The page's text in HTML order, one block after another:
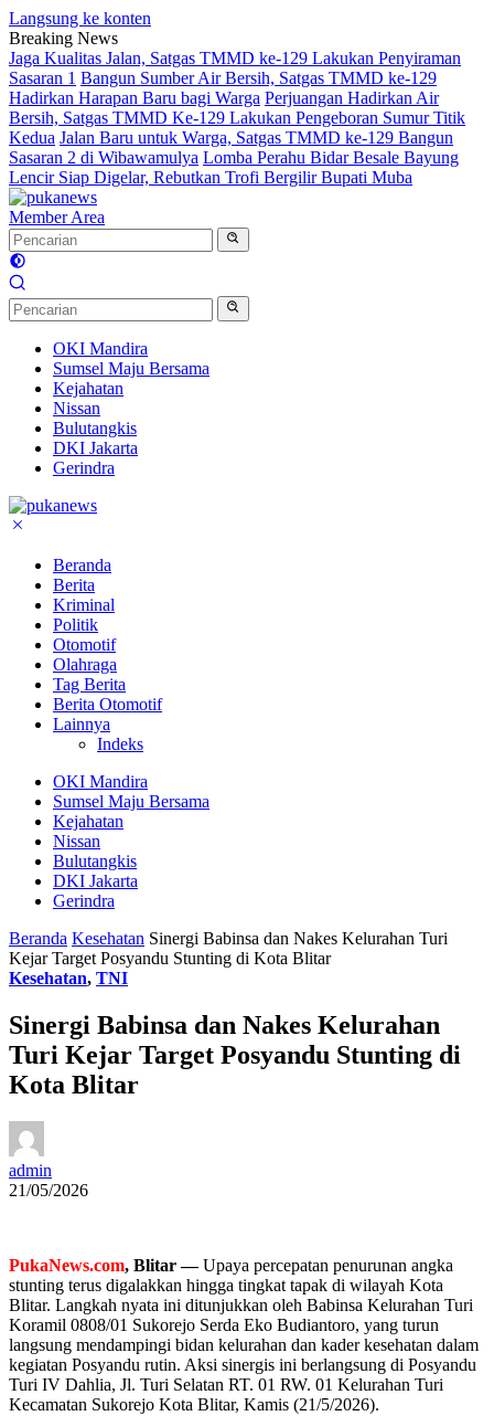
Langsung ke konten
Breaking News
Jaga Kualitas Jalan, Satgas TMMD ke-129 Lakukan Penyiraman
Sasaran 1 Bangun Sumber Air Bersih, Satgas TMMD ke-129
Hadirkan Harapan Baru bagi Warga Perjuangan Hadirkan Air
Bersih, Satgas TMMD Ke-129 Lakukan Pengeboran Sumur Titik
Kedua Jalan Baru untuk Warga, Satgas TMMD ke-129 Bangun
Sasaran 2 di Wibawamulya Lomba Perahu Bidar Besale Bayung
Lencir Siap Digelar, Rebutkan Trofi Bergilir Bupati Muba
Member Area
OKI Mandira
Sumsel Maju Bersama
Kejahatan
Nissan
Bulutangkis
DKI Jakarta
Gerindra
Beranda
Berita
Kriminal
Politik
Otomotif
Olahraga
Tag Berita
Berita Otomotif
Lainnya
Indeks
OKI Mandira
Sumsel Maju Bersama
Kejahatan
Nissan
Bulutangkis
DKI Jakarta
Gerindra
Beranda Kesehatan Sinergi Babinsa dan Nakes Kelurahan Turi
Kejar Target Posyandu Stunting di Kota Blitar
Kesehatan, TNI
Sinergi Babinsa dan Nakes Kelurahan
Turi Kejar Target Posyandu Stunting di
Kota Blitar
admin
21/05/2026
PukaNews.com, Blitar —Upaya percepatan penurunan angka
stunting terus digalakkan hingga tingkat tapak di wilayah Kota
Blitar. Langkah nyata ini ditunjukkan oleh Babinsa Kelurahan Turi
Koramil 0808/01 Sukorejo Serda Eko Budiantoro, yang turun
langsung mendampingi bidan kelurahan dan kader kesehatan dalam
kegiatan Posyandu rutin. Aksi sinergis ini berlangsung di Posyandu
Turi IV Dahlia, Jl. Turi Selatan RT. 01 RW. 01 Kelurahan Turi
Kecamatan Sukorejo Kota Blitar, Kamis (21/5/2026).